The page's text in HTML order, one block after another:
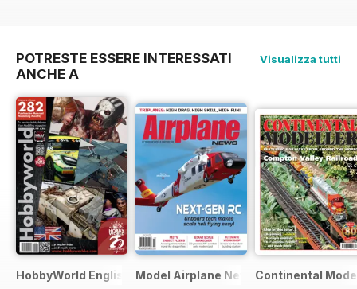
POTRESTE ESSERE INTERESSATI
ANCHE A
Visualizza tutti
HobbyWorld English Model Airplane NewsContinental